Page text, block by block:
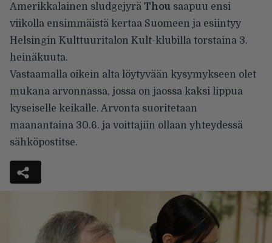
Amerikkalainen sludgejyrä Thou saapuu ensi
viikolla ensimmäistä kertaa Suomeen ja esiintyy
Helsingin Kulttuuritalon Kult-klubilla torstaina 3.
heinäkuuta.
Vastaamalla oikein alta löytyvään kysymykseen olet
mukana arvonnassa, jossa on jaossa kaksi lippua
kyseiselle keikalle. Arvonta suoritetaan
maanantaina 30.6. ja voittajiin ollaan yhteydessä
sähköpostitse.